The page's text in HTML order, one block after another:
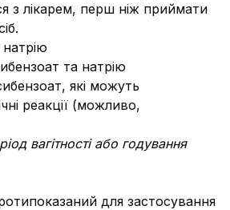
з лікарем, перш ніж приймати
та натрію
які можуть
реакції (можливо,
вагітності або годування
для застосування